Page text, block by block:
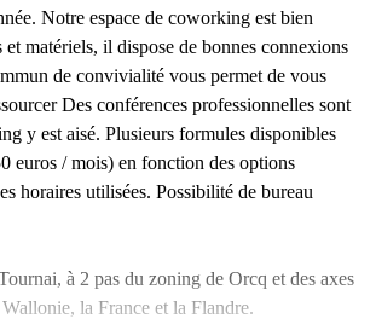
Notre espace de coworking est bien
matériels, il dispose de bonnes connexions
de convivialité vous permet de vous
Des conférences professionnelles sont
y est aisé. Plusieurs formules disponibles
euros / mois) en fonction des options
horaires utilisées. Possibilité de bureau
à 2 pas du zoning de Orcq et des axes
la France et la Flandre.